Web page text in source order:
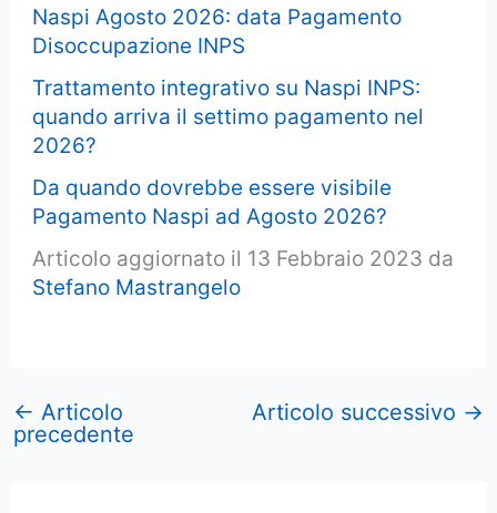
Naspi Agosto 2026: data Pagamento
Disoccupazione INPS
Trattamento integrativo su Naspi INPS:
quando arriva il settimo pagamento nel
2026?
Da quando dovrebbe essere visibile
Pagamento Naspi ad Agosto 2026?
Articolo aggiornato il 13 Febbraio 2023 da
Stefano Mastrangelo
← Articolo
precedente
Articolo successivo →